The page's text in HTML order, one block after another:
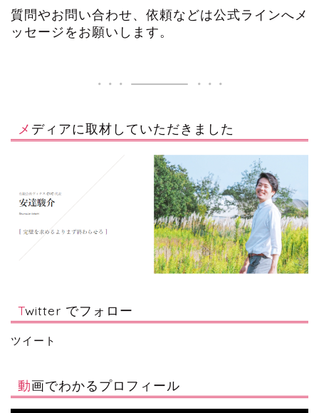
質問やお問い合わせ、依頼などは公式ラインへメ
ッセージをお願いします。
メディアに取材していただきました
Twitter でフォロー
ツイート
動画でわかるプロフィール